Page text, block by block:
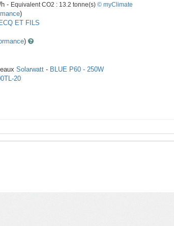
- Equivalent CO2 : 13.2 tonne(s) © myClimate
)
ET FILS
)
Solarwatt - BLUE P60 - 250W
20